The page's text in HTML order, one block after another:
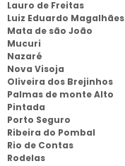
Lauro de Freitas
Luiz Eduardo Magalhães
Mata de são João
Mucuri
Nazaré
Nova Visoja
Oliveira dos Brejinhos
Palmas de monte Alto
Pintada
Porto Seguro
Ribeira do Pombal
Rio de Contas
Rodelas